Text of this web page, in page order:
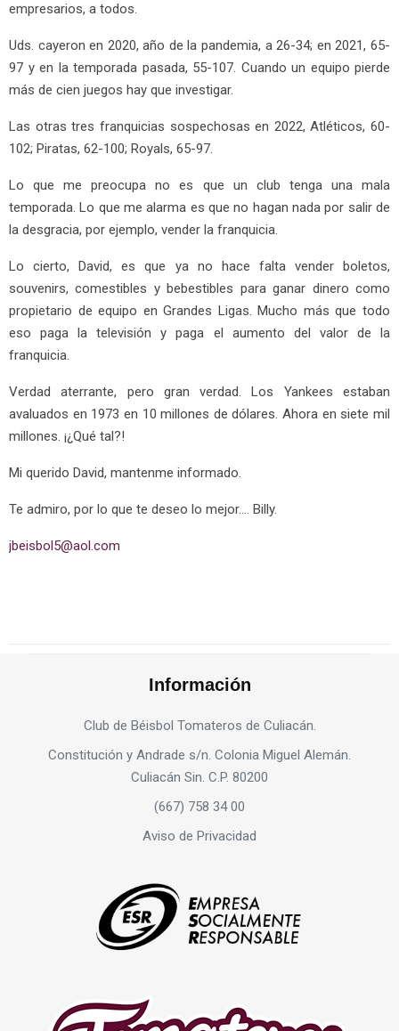
empresarios, a todos.
Uds. cayeron en 2020, año de la pandemia, a 26-34; en 2021, 65-
97 y en la temporada pasada, 55-107. Cuando un equipo pierde
más de cien juegos hay que investigar.
Las otras tres franquicias sospechosas en 2022, Atléticos, 60-
102; Piratas, 62-100; Royals, 65-97.
Lo que me preocupa no es que un club tenga una mala
temporada. Lo que me alarma es que no hagan nada por salir de
la desgracia, por ejemplo, vender la franquicia.
Lo cierto, David, es que ya no hace falta vender boletos,
souvenirs, comestibles y bebestibles para ganar dinero como
propietario de equipo en Grandes Ligas. Mucho más que todo
eso paga la televisión y paga el aumento del valor de la
franquicia.
Verdad aterrante, pero gran verdad. Los Yankees estaban
avaluados en 1973 en 10 millones de dólares. Ahora en siete mil
millones. ¡¿Qué tal?!
Mi querido David, mantenme informado.
Te admiro, por lo que te deseo lo mejor…. Billy.
jbeisbol5@aol.com
Información
Club de Béisbol Tomateros de Culiacán.
Constitución y Andrade s/n. Colonia Miguel Alemán.
Culiacán Sin. C.P. 80200
(667) 758 34 00
Aviso de Privacidad